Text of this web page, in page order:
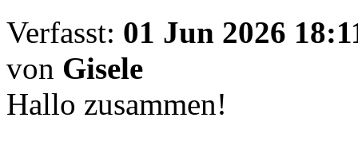
Verfasst: 01 Jun 2026
von Gisele
Hallo zusammen!